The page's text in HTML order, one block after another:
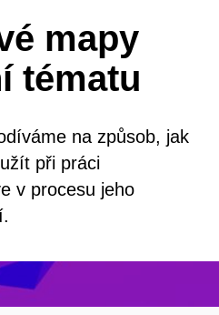
mapy
tématu
na způsob, jak
při práci
v procesu jeho